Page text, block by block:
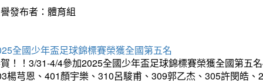
發布者：體育組
全國少年盃足球錦標賽榮獲全國第五名
！！3/31-4/4參加2025全國少年盃足球錦標賽榮獲全國第五
楊芎恩、401顏宇樂、310呂駿甫、309郭乙杰、305許閔皓